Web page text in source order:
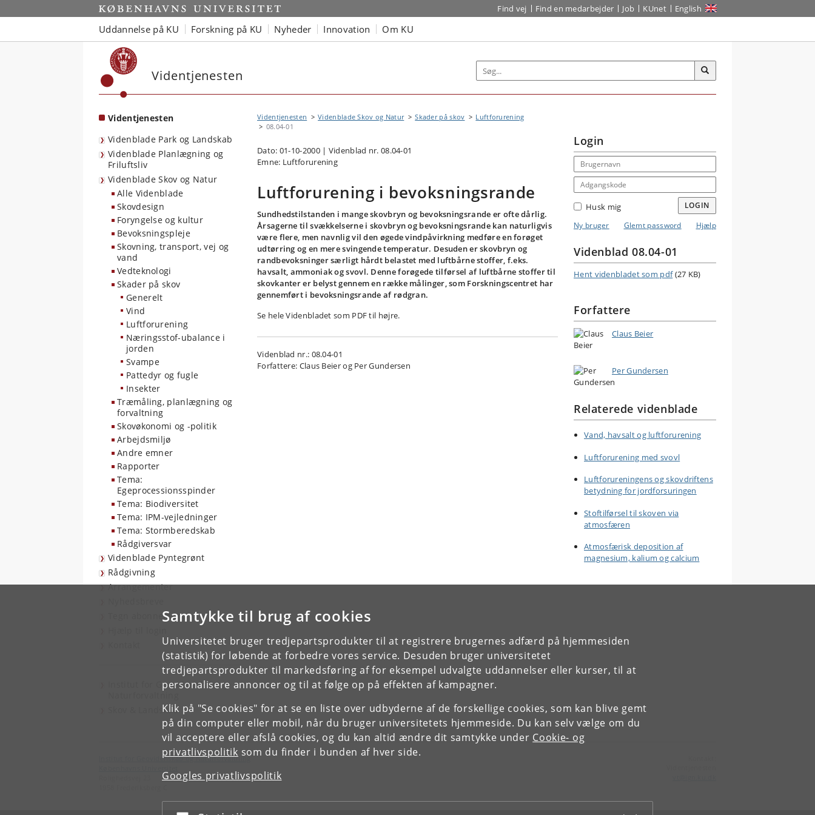
Samtykke til brug af cookies
Universitetet bruger tredjepartsprodukter til at registrere brugernes adfærd på hjemmesiden
(statistik) for løbende at forbedre vores service. Desuden bruger universitetet
tredjepartsprodukter til markedsføring af for eksempel udvalgte uddannelser eller kurser, til at
personalisere annoncer og til at følge op på effekten af kampagner.
Klik på "Se cookies" for at se en liste over udbyderne af de forskellige cookies, som kan blive gemt
på din computer eller mobil, når du bruger universitetets hjemmeside. Du kan selv vælge om du
vil acceptere eller afslå cookies, og du kan altid ændre dit samtykke under Cookie- og
privatlivspolitik som du finder i bunden af hver side.
Googles privatlivspolitik
Start Find vej Find en medarbejder Job KUnet English
Uddannelse på KU Forskning på KU Nyheder Innovation Om KU
Videntjenesten
Videntjenesten
Videnblade Park og Landskab
Videnblade Planlægning og
Friluftsliv
Videnblade Skov og Natur
Alle Videnblade
Skovdesign
Foryngelse og kultur
Bevoksningspleje
Skovning, transport, vej og
vand
Vedteknologi
Skader på skov
Generelt
Vind
Luftforurening
Næringsstof-ubalance i
jorden
Svampe
Pattedyr og fugle
Insekter
Træmåling, planlægning og
forvaltning
Skovøkonomi og -politik
Arbejdsmiljø
Andre emner
Rapporter
Tema:
Egeprocessionsspinder
Tema: Biodiversitet
Tema: IPM-vejledninger
Tema: Stormberedskab
Rådgiversvar
Videnblade Pyntegrønt
Rådgivning
Arrangementer
Tegn abonnement
Institut for Geovidenskab og
Skov & Landskab
Videntjenesten Videnblade Skov og Natur Skader på skov
Luftforurening
08.04-01
Dato: 01-10-2000 | Videnblad nr. 08.04-01
Emne: Luftforurening
Luftforurening i bevoksningsrande
Sundhedstilstanden i mange skovbryn og bevoksningsrande er ofte dårlig.
Årsagerne til svækkelserne i skovbryn og bevoksningsrande kan naturligvis
være flere, men navnlig vil den øgede vindpåvirkning medføre en forøget
udtørring og en mere svingende temperatur. Desuden er skovbryn og
randbevoksninger særligt hårdt belastet med luftbårne stoffer, f.eks.
havsalt, ammoniak og svovl. Denne forøgede tilførsel af luftbårne stoffer til
skovkanter er belyst gennem en række målinger, som Forskningscentret har
gennemført i bevoksningsrande af rødgran.
Se hele Videnbladet som PDF til højre.
Videnblad nr.: 08.04-01
Forfattere: Claus Beier og Per Gundersen
Login
Email address
Adgangskode
Husk mig
LOGIN
Ny bruger
Glemt password Hjælp
Videnblad 08.04-01
Hent videnbladet som pdf (27 KB)
Forfattere
Claus Beier
Per Gundersen
Relaterede videnblade
Vand, havsalt og luftforurening
Luftforurening med svovl
Luftforureningens og skovdriftens
betydning for jordforsuringen
Stoftilførsel til skoven via
atmosfæren
Atmosfærisk deposition af
magnesium, kalium og calcium
Institut for Geovidenskab og Naturforvaltning